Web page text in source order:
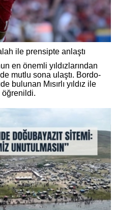
ile prensipte anlaştı
en önemli yıldızlarından
mutlu sona ulaştı. Bordo-
bulunan Mısırlı yıldız ile
öğrenildi.